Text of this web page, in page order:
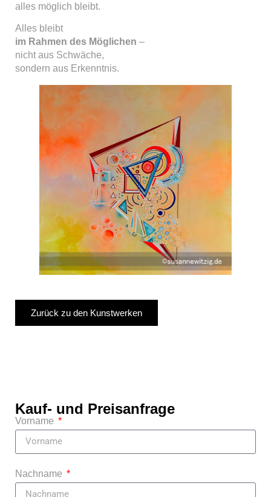
alles möglich bleibt.
Alles bleibt
im Rahmen des Möglichen –
nicht aus Schwäche,
sondern aus Erkenntnis.
Zurück zu den Kunstwerken
Kauf- und Preisanfrage
Vorname
Nachname